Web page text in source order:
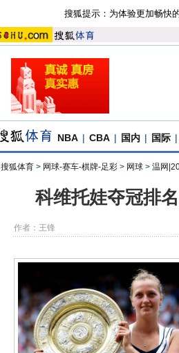
搜狐提示：为体验更加畅快
NBA | CBA | 国内 | 国际 |
搜狐体育 > 网球-赛车-棋牌-足彩 > 网球 > 温网
科维托娃夺冠排
作者：王锋